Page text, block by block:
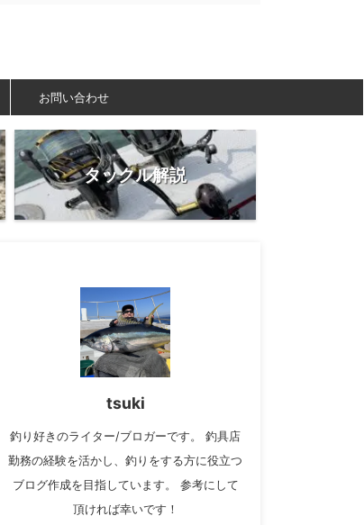
お問い合わせ
タックル解説
tsuki
釣り好きのライター/ブロガーです。 釣具店
勤務の経験を活かし、釣りをする方に役立つ
ブログ作成を目指しています。 参考にして
頂ければ幸いです！